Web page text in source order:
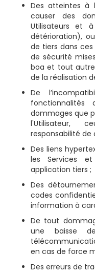
Des atteintes à
causer des
Utilisateurs et
détérioration),
de tiers dans
de sécurité
boa et tout
de la réalisation
De
fonctionnalités
dommages que
l'Utilisateur,
responsabilité de
Des liens
les Services
application tiers ;
Des
codes
information à
De tout
une baisse
en cas de force
Des erreurs de